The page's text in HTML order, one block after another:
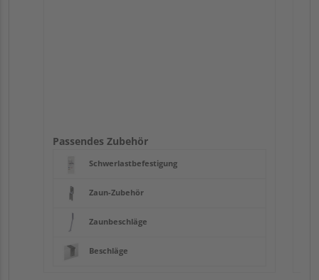
Passendes Zubehör
Schwerlastbefestigung
Zaun-Zubehör
Zaunbeschläge
Beschläge